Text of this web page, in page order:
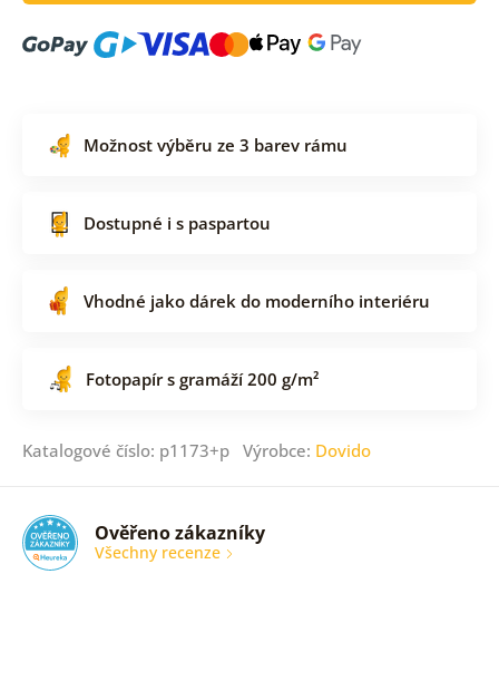
Možnost výběru ze 3 barev rámu
Dostupné i s paspartou
Vhodné jako dárek do moderního interiéru
Fotopapír s gramáží 200 g/m²
Katalogové číslo: p1173+p Výrobce: Dovido
Ověřeno zákazníky
Všechny recenze